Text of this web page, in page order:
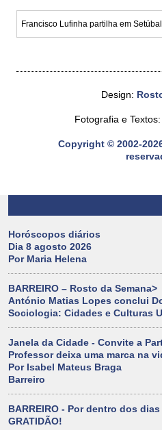
Horóscopos diários
Dia 8 agosto 2026
Por Maria Helena
BARREIRO – Rosto da Semana>
António Matias Lopes conclui
Sociologia: Cidades e Culturas
Janela da Cidade - Convite a
Professor deixa uma marca na
Por Isabel Mateus Braga
Barreiro
BARREIRO - Por dentro dos dias
GRATIDÃO!
Design:
Fotografia e Textos:
Copyright © 2002-